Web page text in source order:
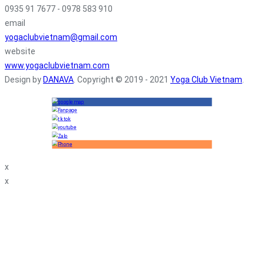
0935 91 7677 - 0978 583 910
email
yogaclubvietnam@gmail.com
website
www.yogaclubvietnam.com
Design by DANAVA. Copyright © 2019 - 2021 Yoga Club Vietnam.
x
x